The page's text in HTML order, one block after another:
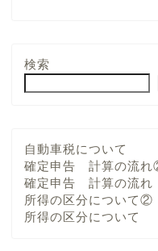
検索
自動車税について
確定申告 計算の流
確定申告 計算の流れ
所得の区分について②
所得の区分について